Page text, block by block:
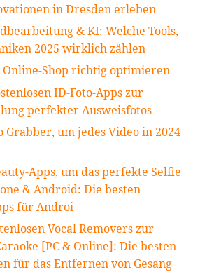
in Dresden erleben
& KI: Welche Tools,
2025 wirklich zählen
Online-Shop richtig optimieren
ID-Foto-Apps zur
perfekter Ausweisfotos
Grabber, um jedes Video in 2024
Apps, um das perfekte Selfie
& Android: Die besten
für Androi
Vocal Removers zur
[PC & Online]: Die besten
für das Entfernen von Gesang